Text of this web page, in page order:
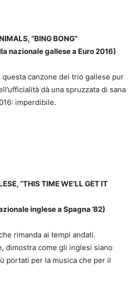
“BING BONG”
nazionale gallese a Euro 2016)
canzone dei trio gallese pur
dà una spruzzata di sana
imperdibile.
“THIS TIME WE’LL GET IT
inglese a Spagna ’82)
rimanda ai tempi andati.
dimostra come gli inglesi siano
portati per la musica che per il